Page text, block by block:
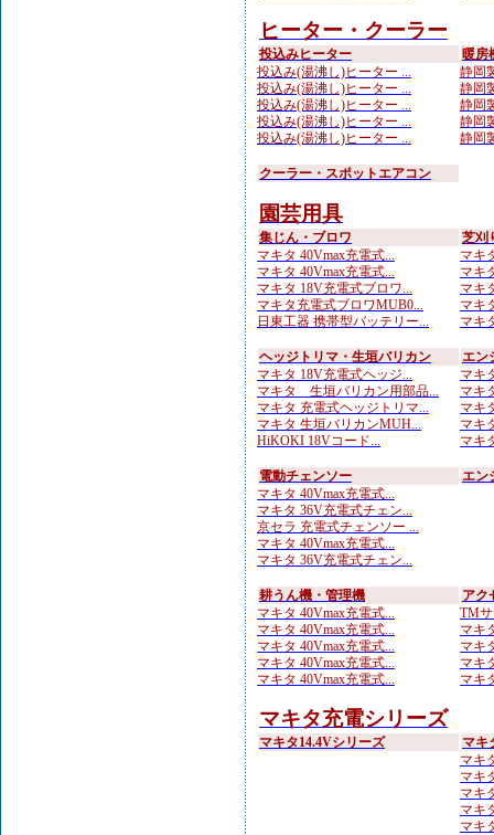
ヒーター・クーラー
投込みヒーター
投込み(湯沸し)ヒーター ...
投込み(湯沸し)ヒーター ...
投込み(湯沸し)ヒーター ...
投込み(湯沸し)ヒーター ...
投込み(湯沸し)ヒーター ...
暖房
静岡
静岡
静岡
静岡
静岡
クーラー・スポットエアコン
園芸用具
集じん・ブロワ
マキタ 40Vmax充電式...
マキタ 40Vmax充電式...
マキタ 18V充電式ブロワ...
マキタ充電式ブロワMUB0...
日東工器 携帯型バッテリー...
芝刈
マキ
マキ
マキ
マキ
マキ
ヘッジトリマ・生垣バリカン
マキタ 18V充電式ヘッジ...
マキタ 生垣バリカン用部品...
マキタ 充電式ヘッジトリマ...
マキタ 生垣バリカンMUH...
HiKOKI 18Vコード...
エン
マキ
マキ
マキ
マキ
マキ
電動チェンソー
マキタ 40Vmax充電式...
マキタ 36V充電式チェン...
京セラ 充電式チェンソー ...
マキタ 40Vmax充電式...
マキタ 36V充電式チェン...
エン
耕うん機・管理機
マキタ 40Vmax充電式...
マキタ 40Vmax充電式...
マキタ 40Vmax充電式...
マキタ 40Vmax充電式...
マキタ 40Vmax充電式...
アク
TM
マキ
マキ
マキ
マキ
マキタ充電シリーズ
マキタ14.4Vシリーズ
マキ
マキ
マキ
マキ
マキ
マキ